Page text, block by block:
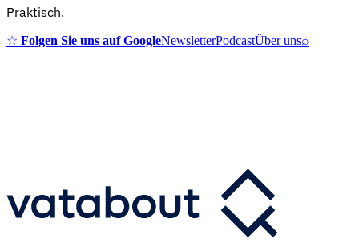
Praktisch.
☆ Folgen Sie uns auf GoogleNewsletterPodcastÜber uns⌕